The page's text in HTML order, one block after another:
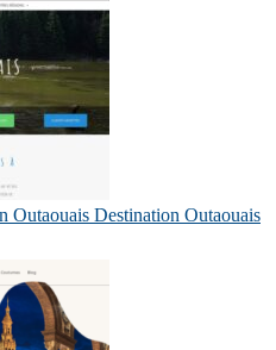
Outaouais Destination Outaouais